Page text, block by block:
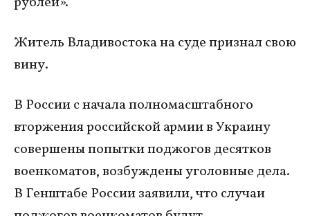
Житель Владивостока на суде признал свою
вину.
В России с начала полномасштабного
вторжения российской армии в Украину
совершены попытки поджогов десятков
военкоматов, возбуждены уголовные дела.
В Генштабе России заявили, что случаи